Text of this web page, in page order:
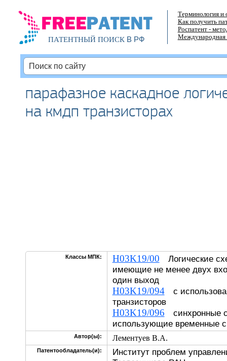
ПАТЕНТНЫЙ ПОИСКВ РФ
Терминология и
Как получить
Роспатент -
Международная
парафазное каскадное
на кмдп транзисторах
Классы МПК: H03K19/00 Логические
имеющие не менее двух
один выход
H03K19/094с
транзисторов
H03K19/096 синхронные
использующие временные
Автор(ы): Лементуев В.А.
Патентообладатель(и):
Институт проблем